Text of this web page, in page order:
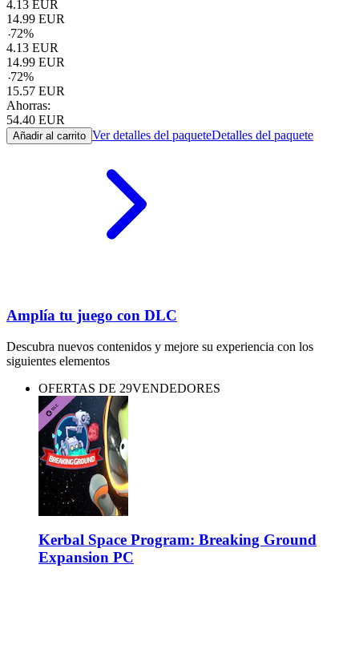
4.13 EUR
14.99 EUR
-72%
4.13 EUR
14.99 EUR
-72%
15.57 EUR
Ahorras:
54.40 EUR
Añadir al carrito Ver detalles del paqueteDetalles del paquete
Amplía tu juego con DLC
Descubra nuevos contenidos y mejore su experiencia con los
siguientes elementos
OFERTAS DE 29VENDEDORES
Kerbal Space Program: Breaking Ground
Expansion PC